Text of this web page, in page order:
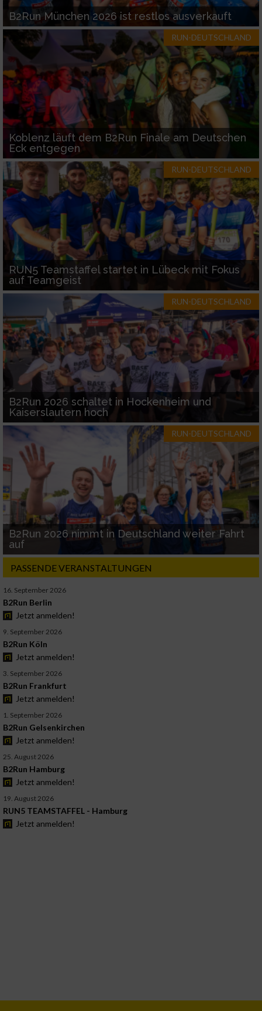
B2Run München 2026 ist restlos ausverkauft
RUN-DEUTSCHLAND
Koblenz läuft dem B2Run Finale am Deutschen
Eck entgegen
RUN-DEUTSCHLAND
RUN5 Teamstaffel startet in Lübeck mit Fokus
auf Teamgeist
RUN-DEUTSCHLAND
B2Run 2026 schaltet in Hockenheim und
Kaiserslautern hoch
RUN-DEUTSCHLAND
B2Run 2026 nimmt in Deutschland weiter Fahrt
auf
PASSENDE VERANSTALTUNGEN
16. September 2026
B2Run Berlin
Jetzt anmelden!
9. September 2026
B2Run Köln
Jetzt anmelden!
3. September 2026
B2Run Frankfurt
Jetzt anmelden!
1. September 2026
B2Run Gelsenkirchen
Jetzt anmelden!
25. August 2026
B2Run Hamburg
Jetzt anmelden!
19. August 2026
RUN5 TEAMSTAFFEL - Hamburg
Jetzt anmelden!